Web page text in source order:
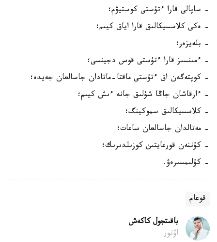
- ساپالى قارا ءتۇستى كوستيۋم؛
- ەكى كلاسسيكالىق قارا اياق كيىم؛
- بلەيزەر؛
- ءمىنسىز قارا ءتۇستى قوس دجينسى؛
- كوپتەگەن اق ءتۇستى ماقتا-ماتادان جاسالعان جەيدە؛
- ءارقاشان جاڭا شۇلىق جانە ءىش كيىم؛
- كلاسسيكالىق سموكينگ؛
- مەتالدان جاسالعان ساعات؛
- كۇننەن قورعايتىن كوزىلدىرىك؛
- كۇلىمسىرەۋ.
قوعام
باقىتجول كاكەش
اۆتور